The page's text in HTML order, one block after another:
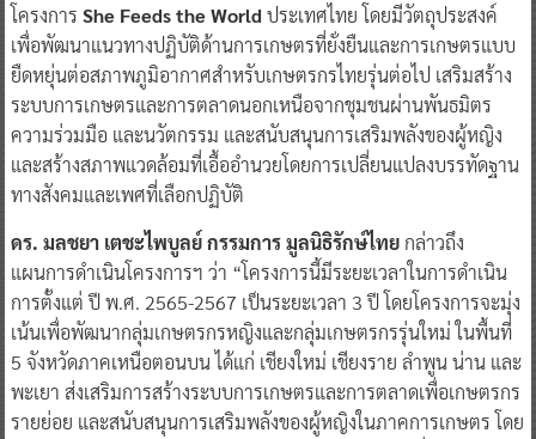
โครงการ She Feeds the World ประเทศไทย โดยมีวัตถุประสงค์
เพื่อพัฒนาแนวทางปฏิบัติด้านการเกษตรที่ยั่งยืนและการเกษตรแบบ
ยืดหยุ่นต่อสภาพภูมิอากาศสำหรับเกษตรกรไทยรุ่นต่อไป เสริมสร้าง
ระบบการเกษตรและการตลาดนอกเหนือจากชุมชนผ่านพันธมิตร
ความร่วมมือ และนวัตกรรม และสนับสนุนการเสริมพลังของผู้หญิง
และสร้างสภาพแวดล้อมที่เอื้ออำนวยโดยการเปลี่ยนแปลงบรรทัดฐาน
ทางสังคมและเพศที่เลือกปฏิบัติ
ดร. มลชยา เตชะไพบูลย์ กรรมการ มูลนิธิรักษ์ไทยกล่าวถึง
แผนการดำเนินโครงการฯ ว่า “โครงการนี้มีระยะเวลาในการดำเนิน
การตั้งแต่ ปี พ.ศ. 2565-2567 เป็นระยะเวลา 3 ปี โดยโครงการจะมุ่ง
เน้นเพื่อพัฒนากลุ่มเกษตรกรหญิงและกลุ่มเกษตรกรรุ่นใหม่ ในพื้นที่
5 จังหวัดภาคเหนือตอนบน ได้แก่ เชียงใหม่ เชียงราย ลำพูน น่าน และ
พะเยา ส่งเสริมการสร้างระบบการเกษตรและการตลาดเพื่อเกษตรกร
รายย่อย และสนับสนุนการเสริมพลังของผู้หญิงในภาคการเกษตร โดย